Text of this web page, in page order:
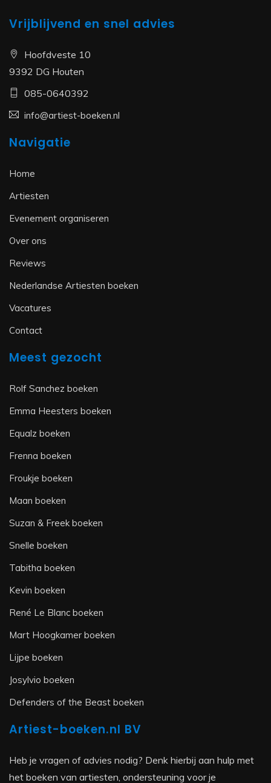
Vrijblijvend en snel advies
Hoofdveste 10
9392 DG Houten
085-0640392
info@artiest-boeken.nl
Navigatie
Home
Artiesten
Evenement organiseren
Over ons
Reviews
Nederlandse Artiesten boeken
Vacatures
Contact
Meest gezocht
Rolf Sanchez boeken
Emma Heesters boeken
Equalz boeken
Frenna boeken
Froukje boeken
Maan boeken
Suzan & Freek boeken
Snelle boeken
Tabitha boeken
Kevin boeken
René Le Blanc boeken
Mart Hoogkamer boeken
Lijpe boeken
Josylvio boeken
Defenders of the Beast boeken
Artiest-boeken.nl BV
Heb je vragen of advies nodig? Denk hierbij aan hulp met
het boeken van artiesten, ondersteuning voor je